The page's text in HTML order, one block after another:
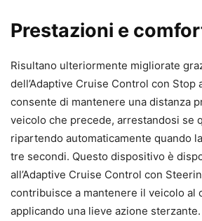
Prestazioni e
Risultano ulteriormente migliorate
dell’Adaptive Cruise Control con Stop
consente di mantenere una distanza
veicolo che precede, arrestandosi se
ripartendo automaticamente quando
tre secondi. Questo dispositivo è
all’Adaptive Cruise Control con
contribuisce a mantenere il veicolo al
applicando una lieve azione